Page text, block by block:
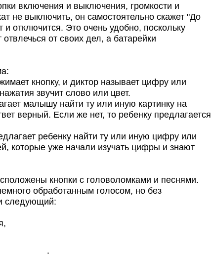
включения и выключения, громкости и
не выключить, он самостоятельно скажет "До
и отключится. Это очень удобно, поскольку
от своих дел, а батарейки
кнопку, и диктор называет цифру или
звучит слово или цвет.
малышу найти ту или иную картинку на
верный. Если же нет, то ребенку предлагается
ребенку найти ту или иную цифру или
которые уже начали изучать цифры и знают
кнопки с головоломками и песнями.
обработанным голосом, но без
следующий: